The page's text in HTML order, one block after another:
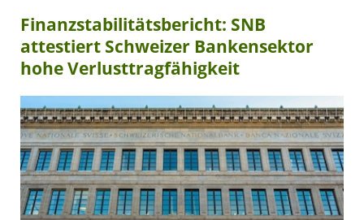
Finanzstabilitätsbericht: SNB
attestiert Schweizer Bankensektor
hohe Verlusttragfähigkeit